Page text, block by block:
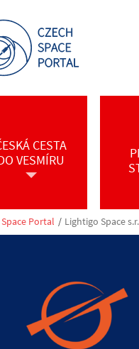
CESTA
VESMÍRU
Space Portal / Lightigo Space